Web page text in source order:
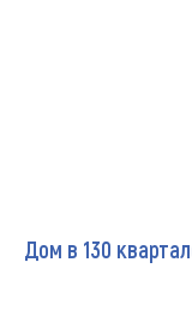
Дом в 130